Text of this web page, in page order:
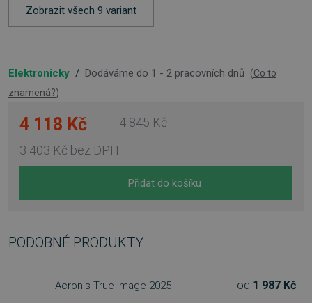
Zobrazit všech 9 variant
Elektronicky / Dodáváme do 1 - 2 pracovních dnů (Co to
znamená?)
4 118 Kč
3 403 Kč bez DPH
4 845 Kč
Přidat do košíku
PODOBNÉ PRODUKTY
Acronis True Image 2025 od 1 987 Kč